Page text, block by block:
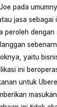
pada
jasa sebagai
peroleh
yaitu
ini
untuk